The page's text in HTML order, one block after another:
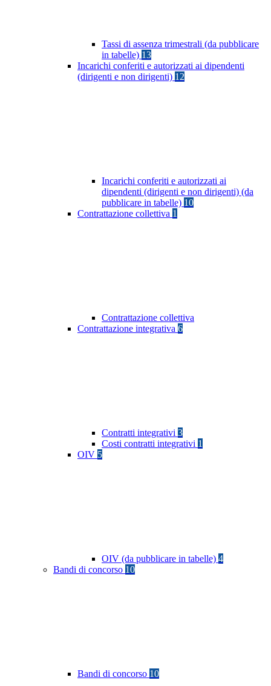
Tassi di assenza trimestrali (da pubblicare
in tabelle) 13
Incarichi conferiti e autorizzati ai dipendenti
(dirigenti e non dirigenti) 12
Incarichi conferiti e autorizzati ai
dipendenti (dirigenti e non dirigenti) (da
pubblicare in tabelle) 10
Contrattazione collettiva 1
Contrattazione collettiva
Contrattazione integrativa 6
Contratti integrativi 3
Costi contratti integrativi 1
OIV 5
OIV (da pubblicare in tabelle) 4
Bandi di concorso 10
Bandi di concorso 10